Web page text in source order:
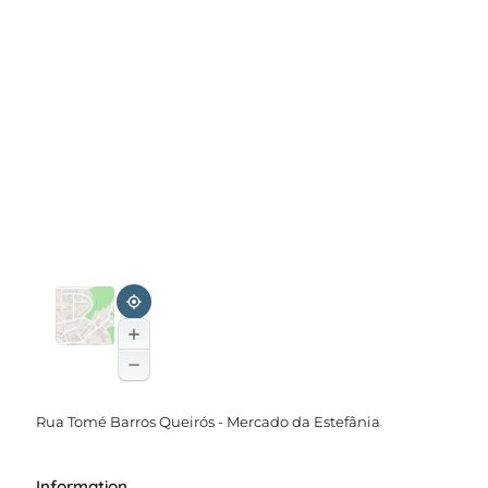
Rua Tomé Barros Queirós - Mercado da Estefânia